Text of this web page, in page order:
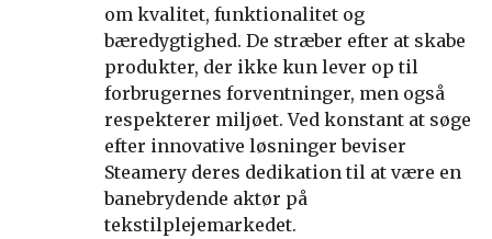
om kvalitet, funktionalitet og
bæredygtighed. De stræber efter at skabe
produkter, der ikke kun lever op til
forbrugernes forventninger, men også
respekterer miljøet. Ved konstant at søge
efter innovative løsninger beviser
Steamery deres dedikation til at være en
banebrydende aktør på
tekstilplejemarkedet.